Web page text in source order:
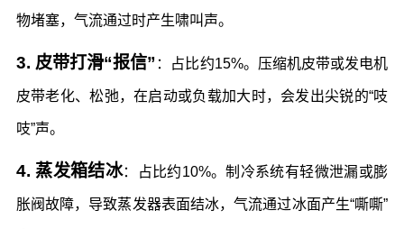
物堵塞，气流通过时产生啸叫声。
3. 皮带打滑“报信” ：占比约15%。压缩机皮带或发电机
皮带老化、松弛，在启动或负载加大时，会发出尖锐的“吱
吱”声。
4. 蒸发箱结冰：占比约10%。制冷系统有轻微泄漏或膨
胀阀故障，导致蒸发器表面结冰，气流通过冰面产生“嘶嘶”